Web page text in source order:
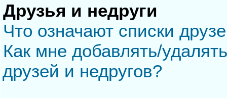
Друзья и недруги
Что означают списки
Как мне добавлять/
друзей и недругов?